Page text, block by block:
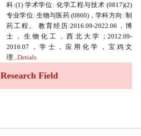
科:(1) 学术学位: 化学工程与技术 (0817)(2)
专业学位: 生物与医药 (0860)，学科方向: 制
药工程。 教育经历:2016.09-2022.06，博
士，生物化工，西北大学；2012.09-
2016.07，学士，应用化学，宝鸡文
理...Detials
Research Field